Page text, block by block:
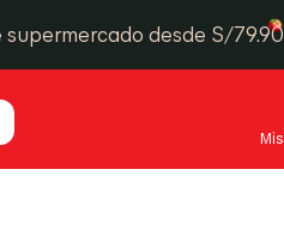
desde S/79.90